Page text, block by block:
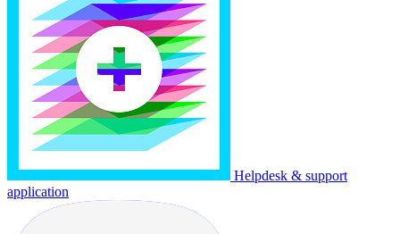
Helpdesk & support
application